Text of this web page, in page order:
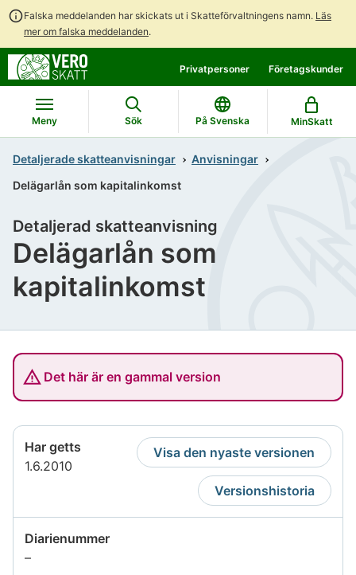
Falska meddelanden har skickats ut i Skatteförvaltningens namn. Läs
mer om falska meddelanden.
direkt
till
innehållet
till
hela
webbplatsens
sökning
Privatpersoner Företagskunder
Meny Sök På Svenska MinSkatt
Detaljerade skatteanvisningar
Anvisningar
Delägarlån som kapitalinkomst
Delägarlån som
kapitalinkomst
Detaljerad skatteanvisning
Det här är en gammal version
Har getts
1.6.2010
Visa den nyaste versionen
Versionshistoria
Diarienummer
–Uppgiften